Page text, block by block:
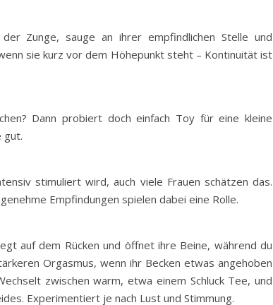
Zunge, sauge an ihrer empfindlichen Stelle und
sie kurz vor dem Höhepunkt steht – Kontinuität ist
Dann probiert doch einfach Toy für eine kleine
gut.
stimuliert wird, auch viele Frauen schätzen das.
Empfindungen spielen dabei eine Rolle.
auf dem Rücken und öffnet ihre Beine, während du
Orgasmus, wenn ihr Becken etwas angehoben
zwischen warm, etwa einem Schluck Tee, und
Experimentiert je nach Lust und Stimmung.